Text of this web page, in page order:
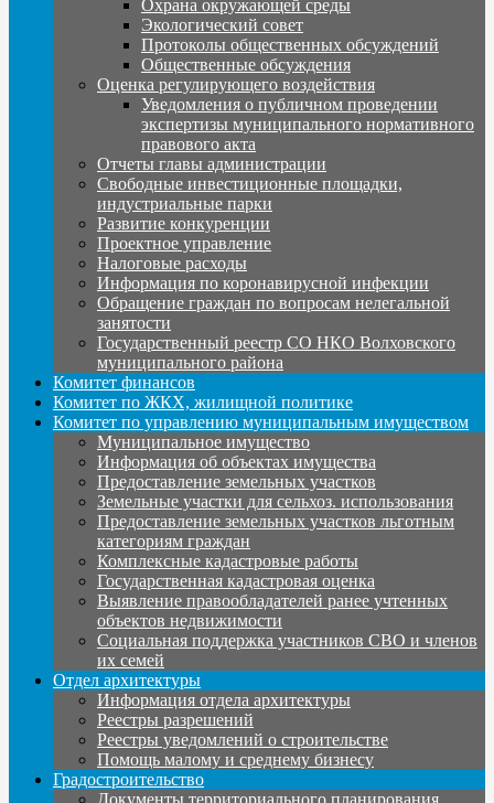
Охрана окружающей среды
Экологический совет
Протоколы общественных обсуждений
Общественные обсуждения
Оценка регулирующего воздействия
Уведомления о публичном проведении
экспертизы муниципального нормативного
правового акта
Отчеты главы администрации
Свободные инвестиционные площадки,
индустриальные парки
Развитие конкуренции
Проектное управление
Налоговые расходы
Информация по коронавирусной инфекции
Обращение граждан по вопросам нелегальной
занятости
Государственный реестр СО НКО Волховского
муниципального района
Комитет финансов
Комитет по ЖКХ, жилищной политике
Комитет по управлению муниципальным имуществом
Муниципальное имущество
Информация об объектах имущества
Предоставление земельных участков
Земельные участки для сельхоз. использования
Предоставление земельных участков льготным
категориям граждан
Комплексные кадастровые работы
Государственная кадастровая оценка
Выявление правообладателей ранее учтенных
объектов недвижимости
Социальная поддержка участников СВО и членов
их семей
Отдел архитектуры
Информация отдела архитектуры
Реестры разрешений
Реестры уведомлений о строительстве
Помощь малому и среднему бизнесу
Градостроительство
Документы территориального планирования